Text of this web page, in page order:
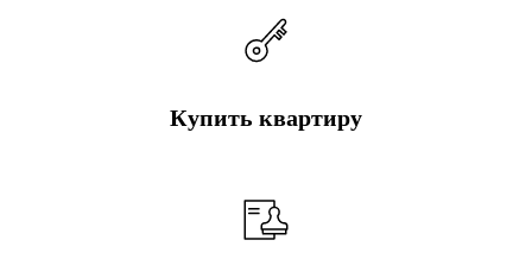
Купить квартиру